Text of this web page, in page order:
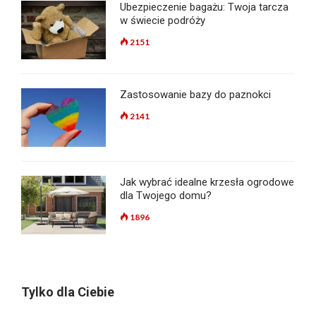
Ubezpieczenie bagażu: Twoja tarcza
w świecie podróży
2151
Zastosowanie bazy do paznokci
2141
Jak wybrać idealne krzesła ogrodowe
dla Twojego domu?
1896
Tylko dla Ciebie